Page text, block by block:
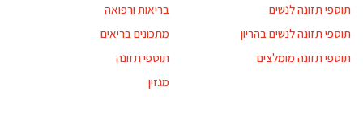
תוספי תזונה לנשים
תוספי תזונה לנשים בהריון
תוספי תזונה מומלצים
בריאות ורפואה
מתכונים בריאים
תוספי תזונה
מגזין